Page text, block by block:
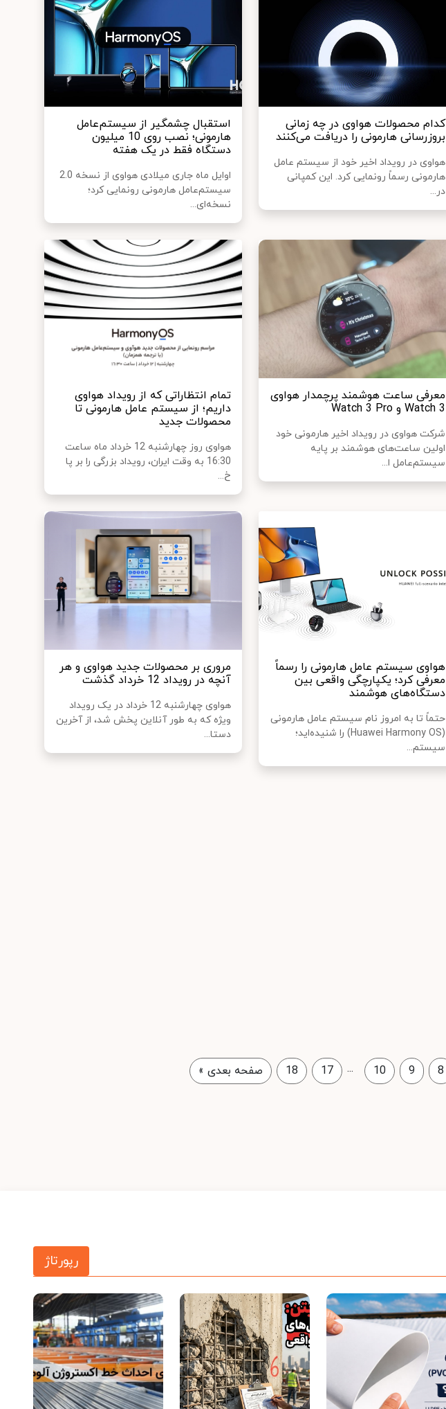
کدام محصولات هواوی در چه زمانی
بروزرسانی هارمونی را دریافت می‌کنند
هواوی در رویداد اخیر خود از سیستم عامل
هارمونی رسماً رونمایی کرد. این کمپانی
در...
استقبال چشمگیر از سیستم‌عامل
هارمونی؛ نصب روی 10 میلیون
دستگاه فقط در یک هفته
اوایل ماه جاری میلادی هواوی از نسخه 2.0
سیستم‌عامل هارمونی رونمایی کرد؛
نسخه‌ای...
معرفی ساعت هوشمند پرچمدار هواوی
Watch 3 و Watch 3 Pro
شرکت هواوی در رویداد اخیر هارمونی خود
اولین ساعت‌های هوشمند بر پایه
سیستم‌عامل ا...
تمام انتظاراتی که از رویداد هواوی
داریم؛ از سیستم عامل هارمونی تا
محصولات جدید
هواوی روز چهارشنبه 12 خرداد ماه ساعت
16:30 به وقت ایران، رویداد بزرگی را بر پا
خ...
هواوی سیستم عامل هارمونی را رسماً
معرفی کرد؛ یکپارچگی واقعی بین
دستگاه‌های هوشمند
حتماً تا به امروز نام سیستم عامل هارمونی
(Huawei Harmony OS) را شنیده‌اید؛
سیستم...
مروری بر محصولات جدید هواوی و هر
آنچه در رویداد 12 خرداد گذشت
هواوی چهارشنبه 12 خرداد در یک رویداد
ویژه که به طور آنلاین پخش شد، از آخرین
دستا...
8
9
10
...
17
18 صفحه بعدی »
رپورتاژ